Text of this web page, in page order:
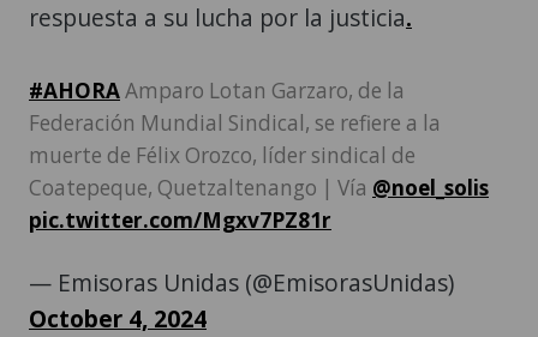
respuesta a su lucha por la justicia.
#AHORAAmparo Lotan Garzaro, de la
Federación Mundial Sindical, se refiere a la
muerte de Félix Orozco, líder sindical de
Coatepeque, Quetzaltenango | Vía @noel_solis
pic.twitter.com/Mgxv7PZ81r
— Emisoras Unidas (@EmisorasUnidas)
October 4, 2024